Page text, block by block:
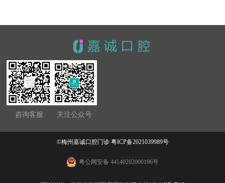
咨询客服 关注公众号
©梅州嘉诚口腔门诊 粤ICP备2021039989号
粤公网安备 44140202000196号